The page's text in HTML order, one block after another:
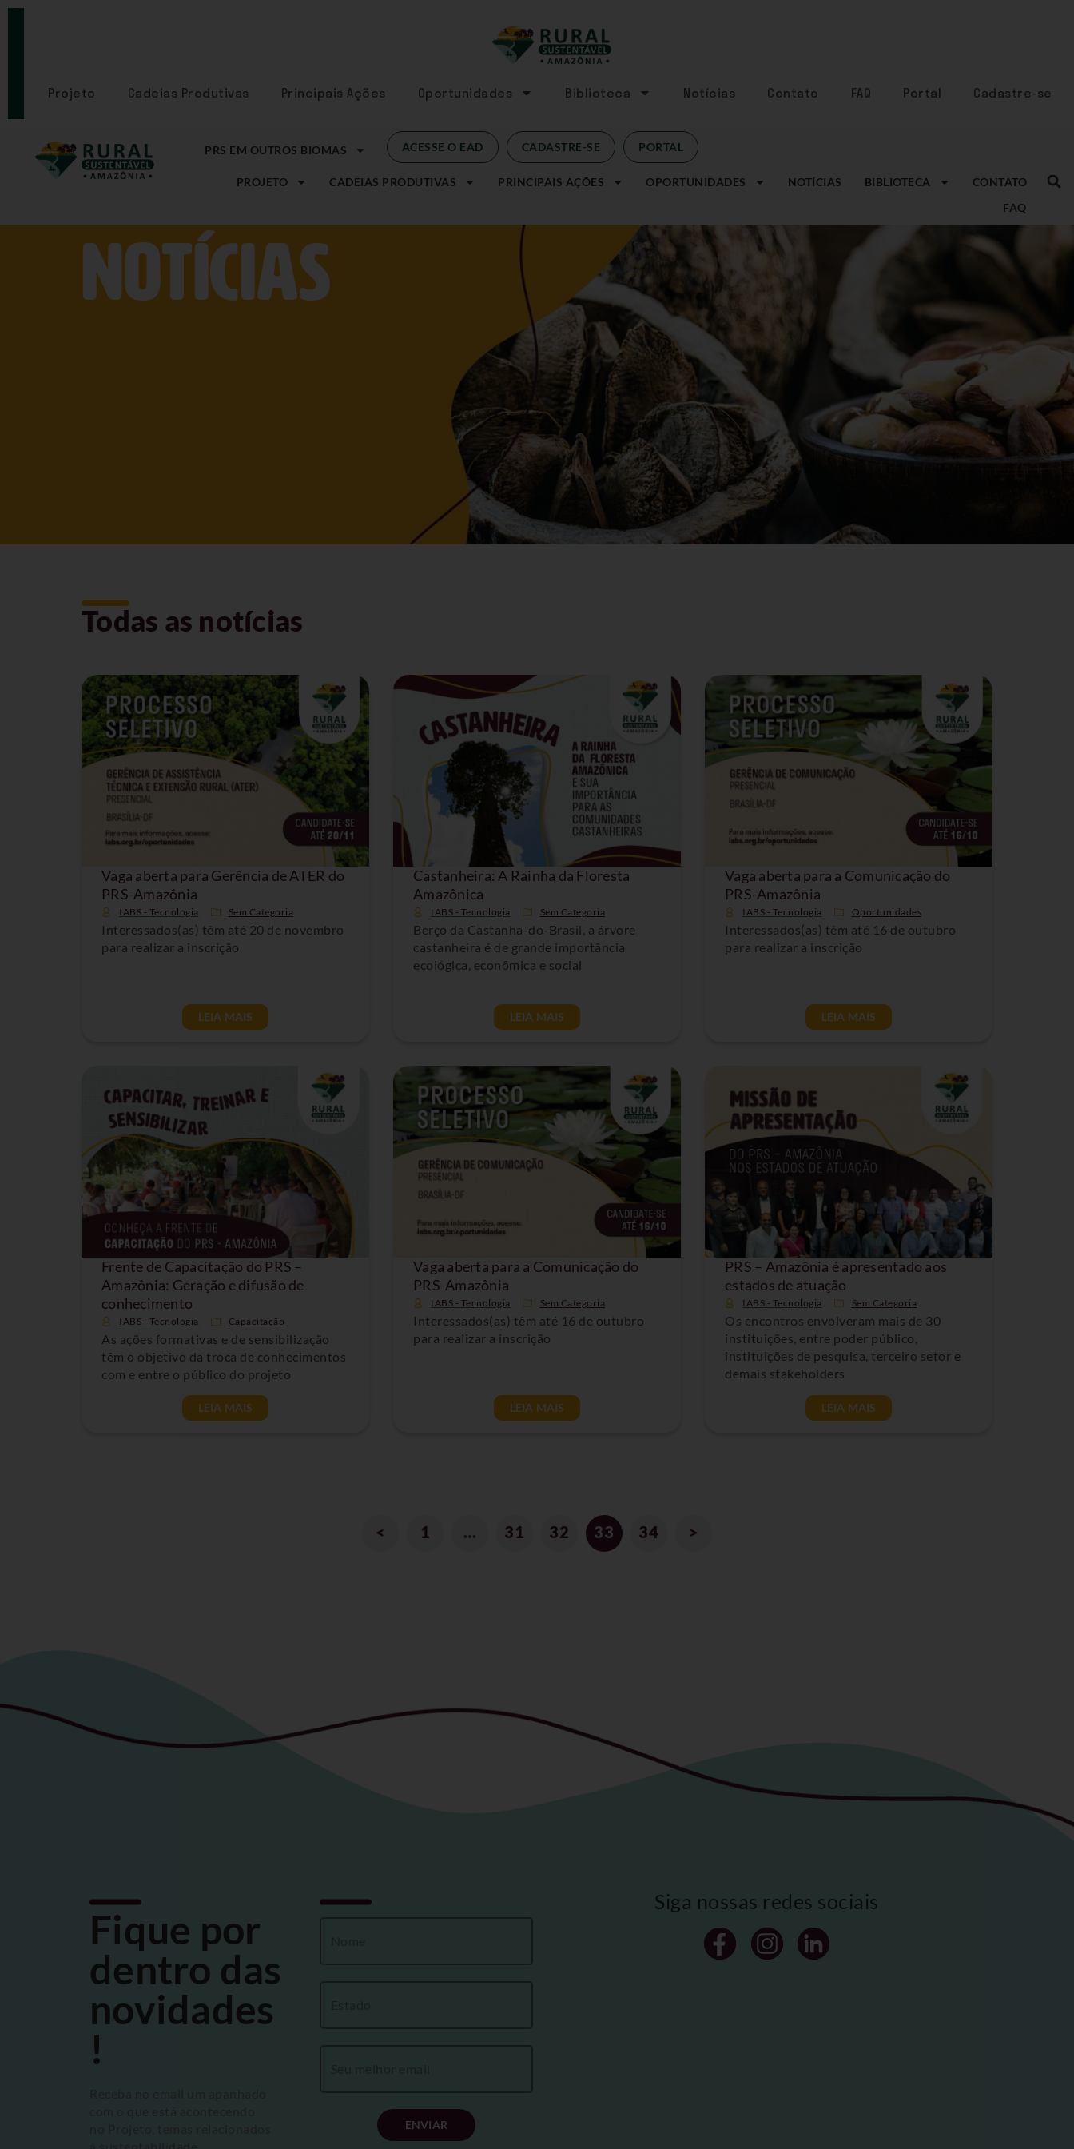
SE
Projeto Cadeias Produtivas Principais Ações Oportunidades Biblioteca Notícias Contato FAQ Portal Cadastre-se
PRS EM OUTROS BIOMAS ACESSE O EAD CADASTRE-SE PORTAL
PROJETO CADEIAS PRODUTIVAS PRINCIPAIS AÇÕES OPORTUNIDADES NOTÍCIAS BIBLIOTECA
CONTATO
FAQ
NOtícias
Todas as notícias
Vaga aberta para Gerência de ATER do
PRS-Amazônia
IABS - Tecnologia Sem Categoria
Interessados(as) têm até 20 de novembro
para realizar a inscrição
LEIA MAIS
Castanheira: A Rainha da Floresta
Amazônica
IABS - Tecnologia Sem Categoria
Berço da Castanha-do-Brasil, a árvore
castanheira é de grande importância
ecológica, econômica e social
LEIA MAIS
Vaga aberta para a Comunicação do
PRS-Amazônia
IABS - Tecnologia Oportunidades
Interessados(as) têm até 16 de outubro
para realizar a inscrição
LEIA MAIS
Frente de Capacitação do PRS –
Amazônia: Geração e difusão de
conhecimento
IABS - Tecnologia Capacitação
As ações formativas e de sensibilização
têm o objetivo da troca de conhecimentos
com e entre o público do projeto
LEIA MAIS
Vaga aberta para a Comunicação do
PRS-Amazônia
IABS - Tecnologia Sem Categoria
Interessados(as) têm até 16 de outubro
para realizar a inscrição
LEIA MAIS
PRS – Amazônia é apresentado aos
estados de atuação
IABS - Tecnologia Sem Categoria
Os encontros envolveram mais de 30
instituições, entre poder público,
instituições de pesquisa, terceiro setor e
demais stakeholders
LEIA MAIS
< 1 … 31 32 33 34 >
Fique por
dentro das
novidades
!
ENVIAR
Siga nossas redes sociais